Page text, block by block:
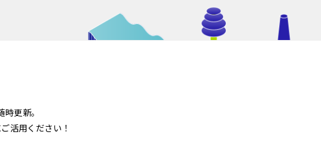
更新。
活用ください！